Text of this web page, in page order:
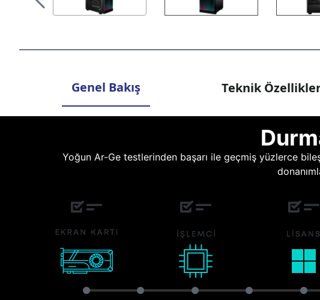
Genel Bakış Teknik
Yoğun Ar-Ge testlerinden başarı ile geçmiş yüzlerce